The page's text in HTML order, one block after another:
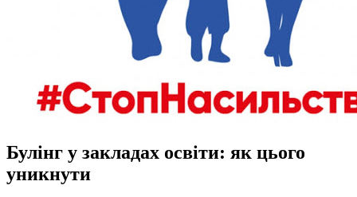
Булінг у закладах освіти: як цього
уникнути